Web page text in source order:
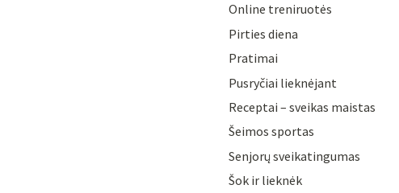
Online treniruotės
Pirties diena
Pratimai
Pusryčiai lieknėjant
Receptai – sveikas maistas
Šeimos sportas
Senjorų sveikatingumas
Šok ir lieknėk